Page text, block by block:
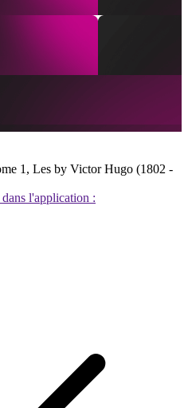
1, Les by Victor Hugo (1802 -
l'application :